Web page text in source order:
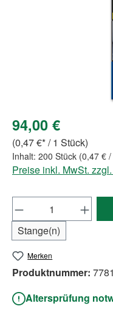
94,00 €
(0,47 €* / 1 Stück)
Inhalt: 200 Stück (0,47 €
Preise inkl. MwSt.
Produkt Anzahl:
Stange(n)
Merken
Produktnummer:
Altersprüfung